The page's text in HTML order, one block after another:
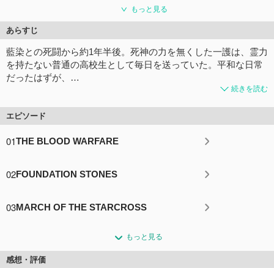
もっと見る
あらすじ
藍染との死闘から約1年半後。死神の力を無くした一護は、霊力
を持たない普通の高校生として毎日を送っていた。平和な日常
だったはずが、…
続きを読む
エピソード
01THE BLOOD WARFARE
02FOUNDATION STONES
03MARCH OF THE STARCROSS
もっと見る
感想・評価